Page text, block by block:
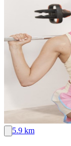
5.9 km